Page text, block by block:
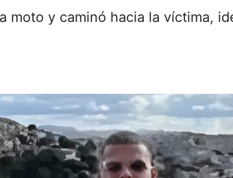
moto y caminó hacia la víctima,